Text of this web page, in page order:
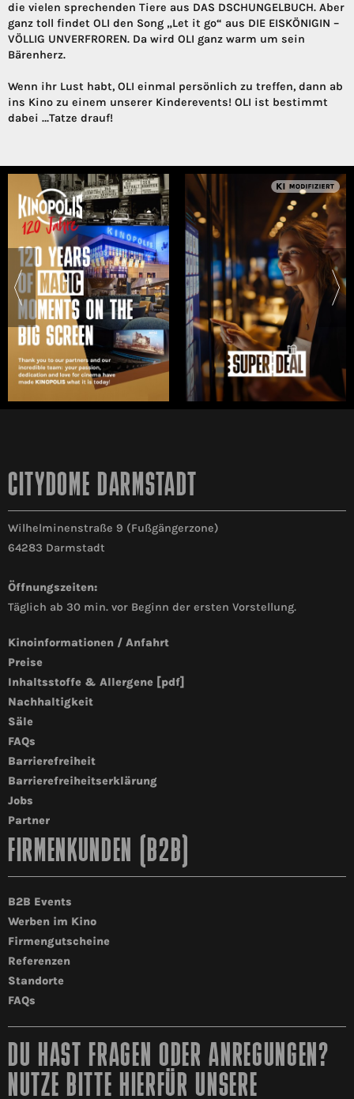
die vielen sprechenden Tiere aus DAS DSCHUNGELBUCH. Aber
ganz toll findet OLI den Song „Let it go“ aus DIE EISKÖNIGIN –
VÖLLIG UNVERFROREN. Da wird OLI ganz warm um sein
Bärenherz.
Wenn ihr Lust habt, OLI einmal persönlich zu treffen, dann ab
ins Kino zu einem unserer Kinderevents! OLI ist bestimmt
dabei …Tatze drauf!
CITYDOME DARMSTADT
Wilhelminenstraße 9 (Fußgängerzone)
64283 Darmstadt
Öffnungszeiten:
Täglich ab 30 min. vor Beginn der ersten Vorstellung.
Kinoinformationen / Anfahrt
Preise
Inhaltsstoffe & Allergene [pdf]
Nachhaltigkeit
Säle
FAQs
Barrierefreiheit
Barrierefreiheitserklärung
Jobs
Partner
FIRMENKUNDEN (B2B)
B2B Events
Werben im Kino
Firmengutscheine
Referenzen
Standorte
FAQs
DU HAST FRAGEN ODER ANREGUNGEN?
NUTZE BITTE HIERFÜR UNSERE